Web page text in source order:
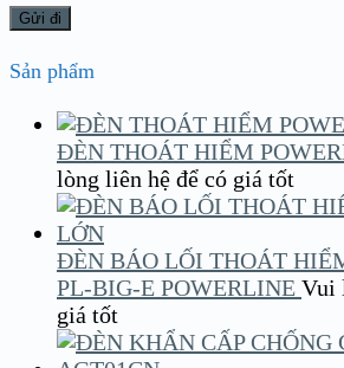
Sản phẩm
ĐÈN THOÁT HIỂM
lòng liên hệ để có giá tốt
ĐÈN BÁO LỐI THOÁT
PL-BIG-E POWERLINE Vui
giá tốt